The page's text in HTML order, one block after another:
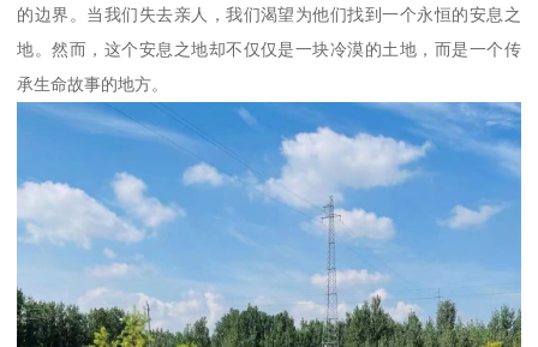
的边界。当我们失去亲人，我们渴望为他们找到一个永恒的安息之
地。然而，这个安息之地却不仅仅是一块冷漠的土地，而是一个传
承生命故事的地方。